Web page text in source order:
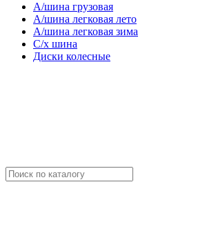
А/шина грузовая
А/шина легковая лето
А/шина легковая зима
С/х шина
Диски колесные